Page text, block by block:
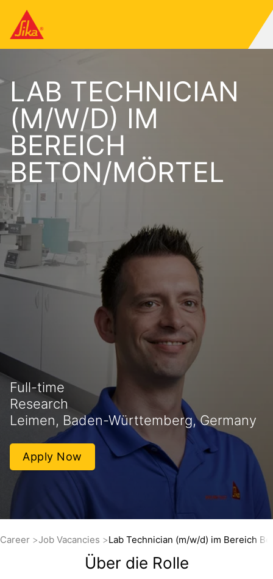
LAB TECHNICIAN
(M/W/D) IM
BEREICH
BETON/MÖRTEL
Full-time
Research
Leimen, Baden-Württemberg, Germany
Apply Now
Career Job Vacancies Lab Technician (m/w/d) im Bereich
Über die Rolle